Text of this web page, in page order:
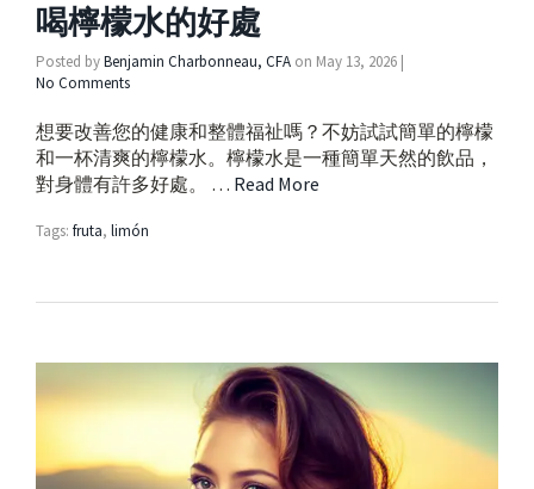
喝檸檬水的好處
Posted byBenjamin Charbonneau, CFA on May 13, 2026 |
No Comments
想要改善您的健康和整體福祉嗎？不妨試試簡單的檸檬
和一杯清爽的檸檬水。檸檬水是一種簡單天然的飲品，
對身體有許多好處。 … Read More
Tags: fruta, limón